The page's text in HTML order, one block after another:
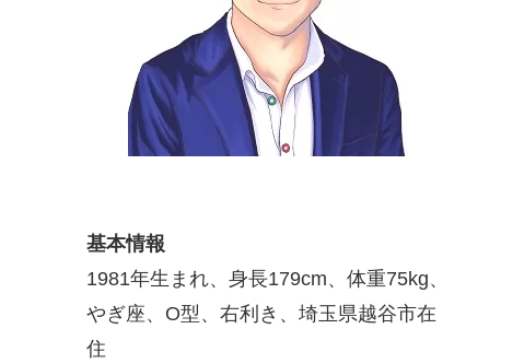
基本情報
1981年生まれ、身長179cm、体重75kg、
やぎ座、O型、右利き、埼玉県越谷市在
住